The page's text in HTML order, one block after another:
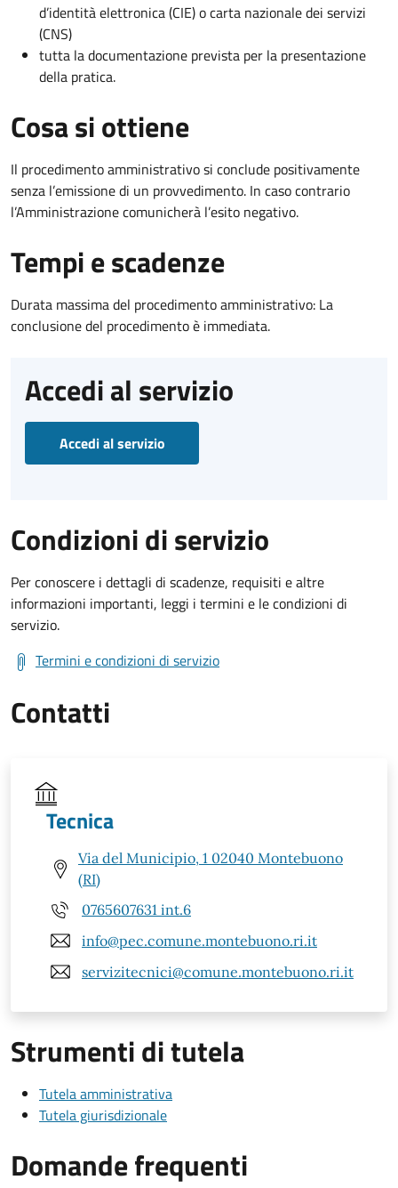
d’identità elettronica (CIE) o carta nazionale dei servizi
(CNS)
tutta la documentazione prevista per la presentazione
della pratica.
Cosa si ottiene
Il procedimento amministrativo si conclude positivamente
senza l’emissione di un provvedimento. In caso contrario
l’Amministrazione comunicherà l’esito negativo.
Tempi e scadenze
Durata massima del procedimento amministrativo: La
conclusione del procedimento è immediata.
Accedi al servizio
Accedi al servizio
Condizioni di servizio
Per conoscere i dettagli di scadenze, requisiti e altre
informazioni importanti, leggi i termini e le condizioni di
servizio.
Termini e condizioni di servizio
Contatti
Tecnica
Via del Municipio, 1 02040 Montebuono
(RI)
0765607631 int.6
info@pec.comune.montebuono.ri.it
servizitecnici@comune.montebuono.ri.it
Strumenti di tutela
Tutela amministrativa
Tutela giurisdizionale
Domande frequenti